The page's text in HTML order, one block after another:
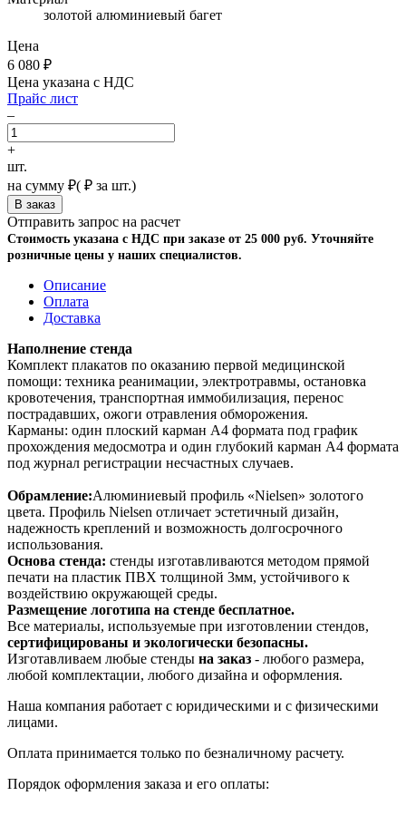
золотой алюминиевый багет
Цена
6 080 ₽
Цена указана с НДС
Прайс лист
–
+
шт.
на сумму ₽( ₽ за шт.)
Отправить запрос на расчет
Стоимость указана с НДС при заказе от 25 000 руб. Уточняйте
розничные цены у наших специалистов.
Описание
Оплата
Доставка
Наполнение стенда
Комплект плакатов по оказанию первой медицинской
помощи: техника реанимации, электротравмы, остановка
кровотечения, транспортная иммобилизация, перенос
пострадавших, ожоги отравления обморожения.
Карманы: один плоский карман А4 формата под график
прохождения медосмотра и один глубокий карман А4 формата
под журнал регистрации несчастных случаев.
Обрамление:Алюминиевый профиль «Nielsen» золотого
цвета. Профиль Nielsen отличает эстетичный дизайн,
надежность креплений и возможность долгосрочного
использования.
Основа стенда: стенды изготавливаются методом прямой
печати на пластик ПВХ толщиной 3мм, устойчивого к
воздействию окружающей среды.
Размещение логотипа на стенде бесплатное.
Все материалы, используемые при изготовлении стендов,
сертифицированы и экологически безопасны.
Изготавливаем любые стенды на заказ - любого размера,
любой комплектации, любого дизайна и оформления.
Наша компания работает с юридическими и с физическими
лицами.
Оплата принимается только по безналичному расчету.
Порядок оформления заказа и его оплаты: